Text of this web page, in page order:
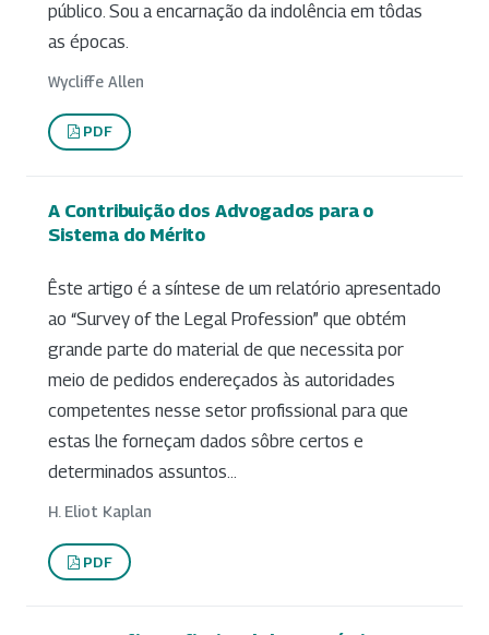
público. Sou a encarnação da indolência em tôdas
as épocas.
Wycliffe Allen
PDF
A Contribuição dos Advogados para o
Sistema do Mérito
Êste artigo é a síntese de um relatório apresentado
ao “Survey of the Legal Profession” que obtém
grande parte do material de que necessita por
meio de pedidos endereçados às autoridades
competentes nesse setor profissional para que
estas lhe forneçam dados sôbre certos e
determinados assuntos...
H. Eliot Kaplan
PDF